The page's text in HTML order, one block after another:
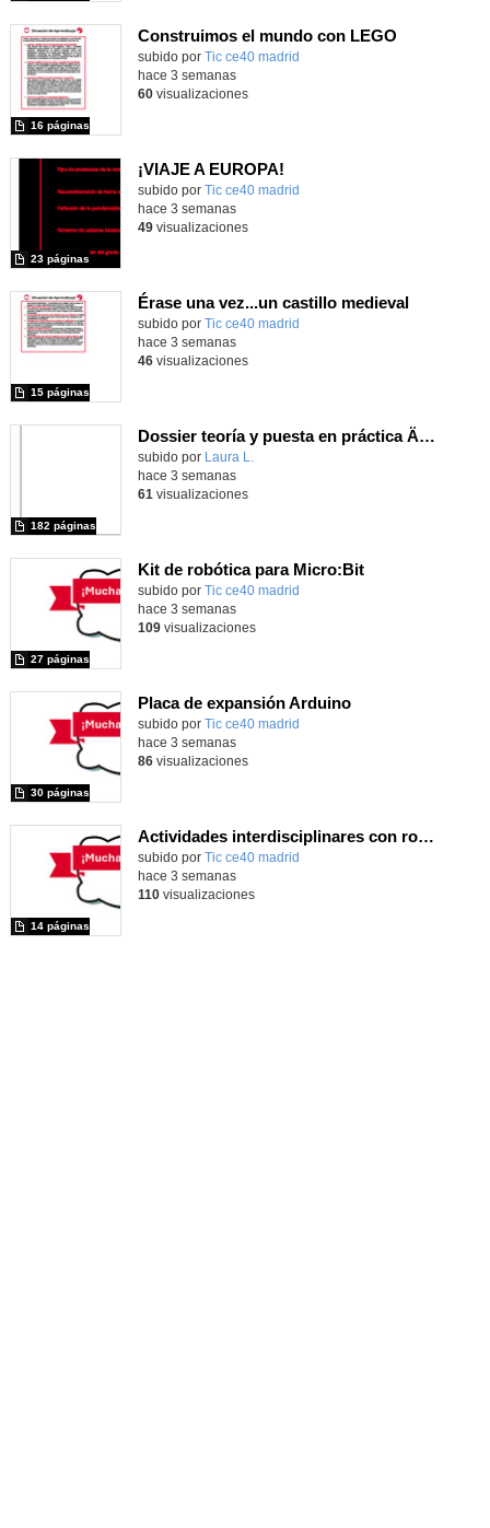
Construimos el mundo con LEGO
subido por Tic ce40 madrid
16 páginas
hace 3 semanas
60visualizaciones
¡VIAJE A EUROPA!
subido por Tic ce40 madrid
23 páginas
hace 3 semanas
49visualizaciones
Érase una vez...un castillo medieval
subido por Tic ce40 madrid
15 páginas
hace 3 semanas
46visualizaciones
Dossier teoría y puesta en práctica Äprendizaje Basado en Juegos en Educación Infantil y Primaria
Contenido educativo.
subido por Laura L.
182 páginas
hace 3 semanas
61 visualizaciones
Kit de robótica para Micro:Bit
Contenido educativo.
subido por Tic ce40 madrid
27 páginas
hace 3 semanas
109visualizaciones
Placa de expansión Arduino
Contenido educativo.
subido por Tic ce40 madrid
30 páginas
hace 3 semanas
86visualizaciones
Actividades interdisciplinares con robótica y pensamiento computacional
Contenido educativo.
subido por Tic ce40 madrid
14 páginas
hace 3 semanas
110visualizaciones